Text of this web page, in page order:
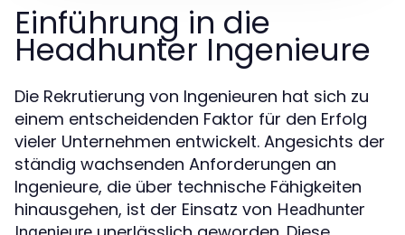
Einführung in die
Headhunter Ingenieure
Die Rekrutierung von Ingenieuren hat sich zu
einem entscheidenden Faktor für den Erfolg
vieler Unternehmen entwickelt. Angesichts der
ständig wachsenden Anforderungen an
Ingenieure, die über technische Fähigkeiten
hinausgehen, ist der Einsatz von Headhunter